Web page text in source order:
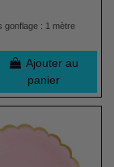
gonflage : 1 mètre
Ajouter au
panier